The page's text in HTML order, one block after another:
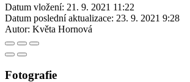
Datum vložení: 21. 9. 2021 11:22
Datum poslední aktualizace: 23. 9. 2021 9:28
Autor: Květa Hornová
Fotografie